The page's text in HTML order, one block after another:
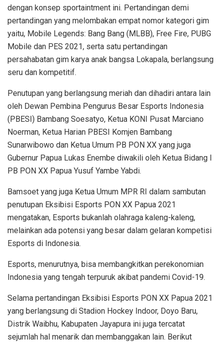
dengan konsep sportaintment ini. Pertandingan demi
pertandingan yang melombakan empat nomor kategori gim
yaitu, Mobile Legends: Bang Bang (MLBB), Free Fire, PUBG
Mobile dan PES 2021, serta satu pertandingan
persahabatan gim karya anak bangsa Lokapala, berlangsung
seru dan kompetitif.
Penutupan yang berlangsung meriah dan dihadiri antara lain
oleh Dewan Pembina Pengurus Besar Esports Indonesia
(PBESI) Bambang Soesatyo, Ketua KONI Pusat Marciano
Noerman, Ketua Harian PBESI Komjen Bambang
Sunarwibowo dan Ketua Umum PB PON XX yang juga
Gubernur Papua Lukas Enembe diwakili oleh Ketua Bidang I
PB PON XX Papua Yusuf Yambe Yabdi.
Bamsoet yang juga Ketua Umum MPR RI dalam sambutan
penutupan Eksibisi Esports PON XX Papua 2021
mengatakan, Esports bukanlah olahraga kaleng-kaleng,
melainkan ada potensi yang besar dalam gelaran kompetisi
Esports di Indonesia.
Esports, menurutnya, bisa membangkitkan perekonomian
Indonesia yang tengah terpuruk akibat pandemi Covid-19.
Selama pertandingan Eksibisi Esports PON XX Papua 2021
yang berlangsung di Stadion Hockey Indoor, Doyo Baru,
Distrik Waibhu, Kabupaten Jayapura ini juga tercatat
sejumlah hal menarik dan membanggakan lain. Berikut